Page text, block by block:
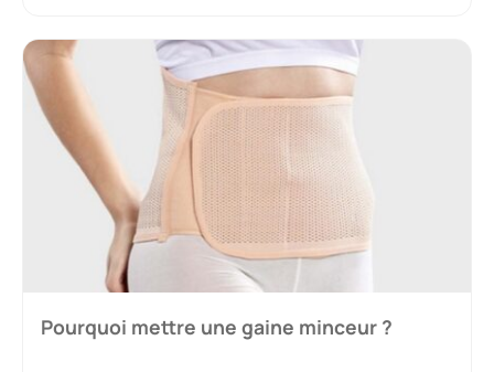
Pourquoi mettre une gaine minceur ?